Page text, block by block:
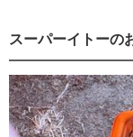
スーパーイトーの